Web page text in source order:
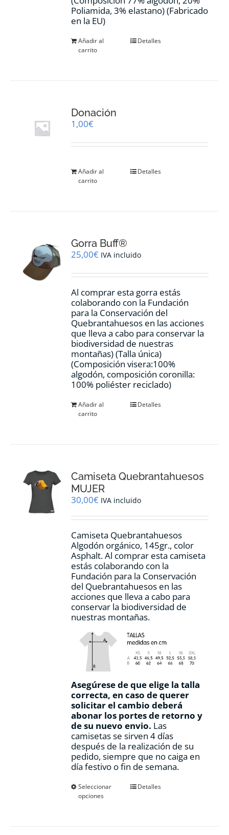
Poliamida, 3% elastano) (Fabricado
en la EU)
Añadir al
carrito
Detalles
Donación
1,00€
Añadir al
carrito
Detalles
Gorra Buff®
25,00€ IVA incluido
Al comprar esta gorra estás
colaborando con la Fundación
para la Conservación del
Quebrantahuesos en las acciones
que lleva a cabo para conservar la
biodiversidad de nuestras
montañas) (Talla única)
(Composición visera:100%
algodón, composición coronilla:
100% poliéster reciclado)
Añadir al
carrito
Detalles
Camiseta Quebrantahuesos
MUJER
30,00€ IVA incluido
Camiseta Quebrantahuesos
Algodón orgánico, 145gr., color
Asphalt. Al comprar esta camiseta
estás colaborando con la
Fundación para la Conservación
del Quebrantahuesos en las
acciones que lleva a cabo para
conservar la biodiversidad de
nuestras montañas.
Asegúrese de que elige la talla
correcta, en caso de querer
solicitar el cambio deberá
abonar los portes de retorno y
de su nuevo envio. Las
camisetas se sirven 4 días
después de la realización de su
pedido, siempre que no caiga en
día festivo o fin de semana.
Seleccionar
opciones
EsteDetalles